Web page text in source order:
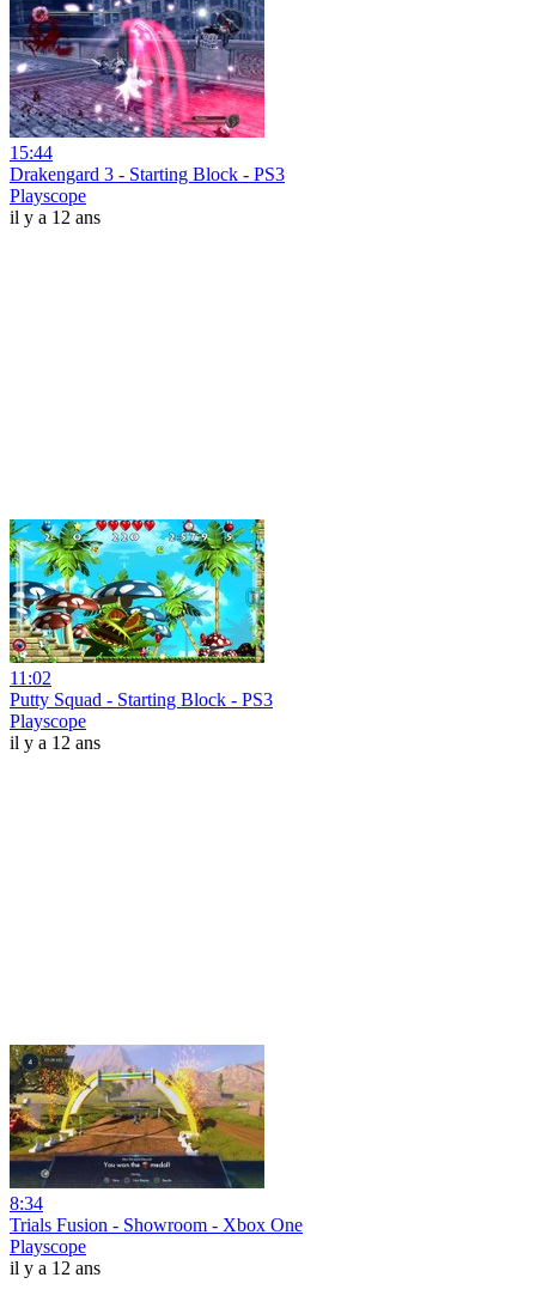
15:44
Drakengard 3 - Starting Block - PS3
Playscope
il y a 12 ans
11:02
Putty Squad - Starting Block - PS3
Playscope
il y a 12 ans
8:34
Trials Fusion - Showroom - Xbox One
Playscope
il y a 12 ans